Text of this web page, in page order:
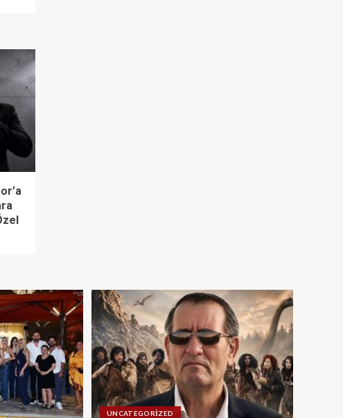
UNCATEGORIZED